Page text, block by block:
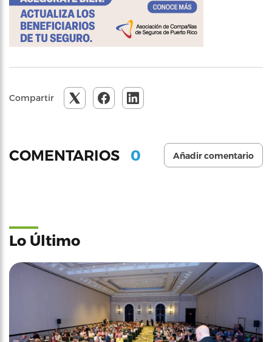
Compartir
COMENTARIOS 0 Añadir comentario
Lo Último